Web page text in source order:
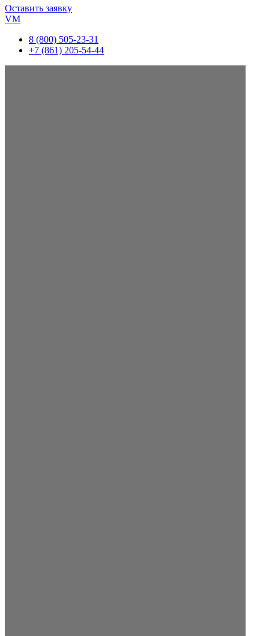
Оставить заявку
VM
8 (800) 505-23-31
+7 (861) 205-54-44